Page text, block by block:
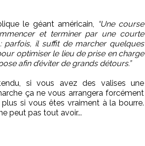
le géant américain, “Une course
et terminer par une courte
parfois, il suffit de marcher quelques
optimiser le lieu de prise en charge
afin d’éviter de grands détours.”
si vous avez des valises une
ça ne vous arrangera forcément
plus si vous êtes vraiment à la bourre.
peut pas tout avoir...